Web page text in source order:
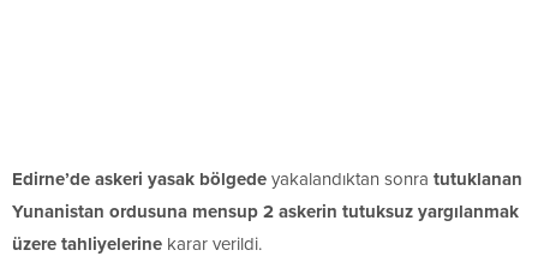
Edirne’de askeri yasak bölgede yakalandıktan sonra tutuklanan
Yunanistan ordusuna mensup 2 askerin tutuksuz yargılanmak
üzere tahliyelerine karar verildi.